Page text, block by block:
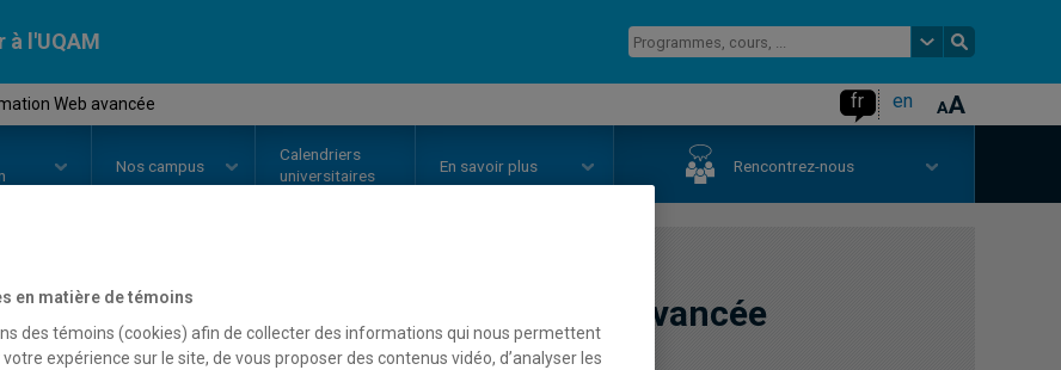
à l'UQAM
Web avancée fr en
Nos campus
Calendriers
universitaires
En savoir plus Rencontrez-nous
// INF3005 Programmation Web avancée
en matière de témoins
des témoins (cookies) afin de collecter des informations qui nous permettent
votre expérience sur le site, de vous proposer des contenus vidéo, d’analyser les